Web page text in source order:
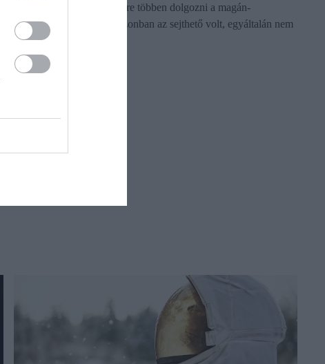
érnek el, úgy akarnak egyre többen dolgozni a magán-
űrszektorban. Ahogyan azonban az sejthető volt, egyáltalán nem
egyszerű bekerülni.